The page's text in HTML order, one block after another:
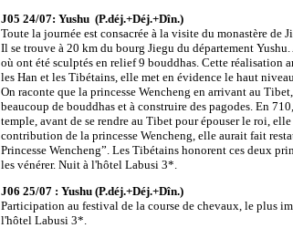
J05 24/07: Yushu (P.déj.+Déj.+Dîn.)
Toute la journée est consacrée à la visite du monastère de
Il se trouve à 20 km du bourg Jiegu du département
où ont été sculptés en relief 9 bouddhas. Cette réalisation
les Han et les Tibétains, elle met en évidence le haut
On raconte que la princesse Wencheng en arrivant au
beaucoup de bouddhas et à construire des pagodes. En
temple, avant de se rendre au Tibet pour épouser le roi,
contribution de la princesse Wencheng, elle aurait fait
Princesse Wencheng”. Les Tibétains honorent ces deux
les vénérer. Nuit à l'hôtel Labusi 3*.
J06 25/07 : Yushu (P.déj.+Déj.+Dîn.)
Participation au festival de la course de chevaux, le plus
l'hôtel Labusi 3*.